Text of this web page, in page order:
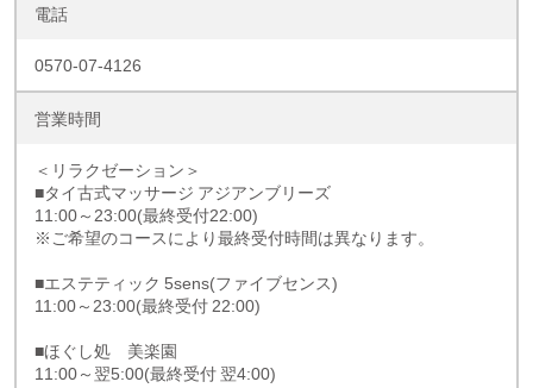
電話
0570-07-4126
営業時間
＜リラクゼーション＞
■タイ古式マッサージ アジアンブリーズ
11:00～23:00(最終受付22:00)
※ご希望のコースにより最終受付時間は異なります。
■エステティック 5sens(ファイブセンス)
11:00～23:00(最終受付 22:00)
■ほぐし処 美楽園
11:00～翌5:00(最終受付 翌4:00)